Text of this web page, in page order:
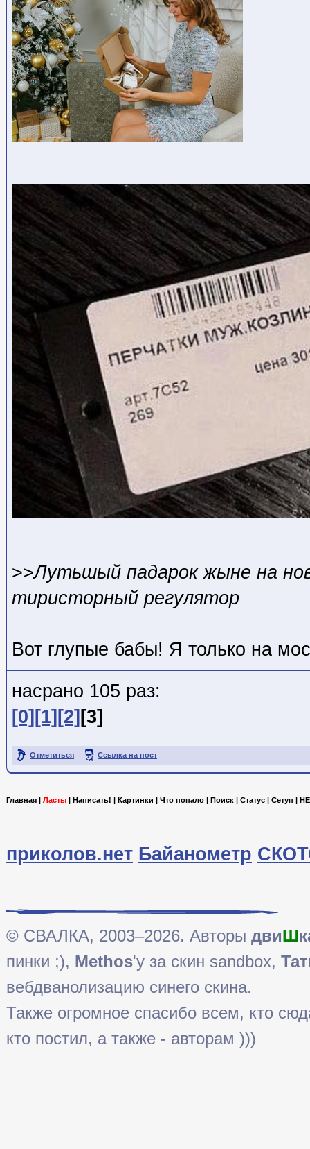
>>Лутьшый падарок жыне на
тиристорный регулятор
Вот глупые бабы! Я только на
насрано 105 раз:
[0] [1] [2] [3]
Отметиться Ссылка на пост
Главная Ласты Написать! Картинки Что попало Поиск Статус Сетуп
приколов.нет Байанометр
© СВАЛКА, 2003–2026. Авторы двиШ
пинки ;), Methos'у за скин sandbox,
вебдванолизацию синего скина.
Также огромное спасибо всем, кто
кто постил, а также - авторам )))